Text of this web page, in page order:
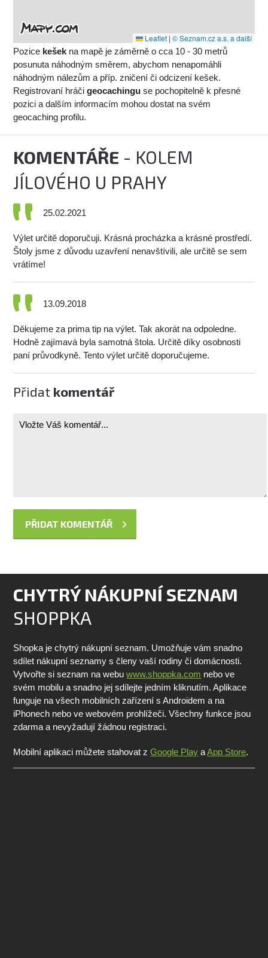
Leaflet | © Seznam.cz a.s. a další
Pozice kešek na mapě je záměrně o cca 10 - 30 metrů
posunuta náhodným směrem, abychom nenapomáhli
náhodným nálezům a příp. zničení či odcizení kešek.
Registrovaní hráčigeocachingu se pochopitelně k přesné
pozici a dalším informacím mohou dostat na svém
geocaching profilu.
KOMENTÁŘE - KOLEM
JÍLOVÉHO U PRAHY
25.02.2021
Výlet určitě doporučuji. Krásná procházka a krásné prostředí.
Štoly jsme z důvodu uzavření nenavštívili, ale určitě se sem
vrátíme!
13.09.2018
Děkujeme za prima tip na výlet. Tak akorát na odpoledne.
Hodně zajímavá byla samotná štola. Určitě díky osobnosti
paní průvodkyně. Tento výlet určitě doporučujeme.
Přidat komentář
CHYTRÝ NÁKUPNÍ SEZNAM
SHOPPKA
Shopka je chytrý nákupní seznam. Umožňuje vám snadno
sdílet nákupní seznamy s členy vaší rodiny či domácnosti.
Vytvořte si seznam na webuwww.shoppka.com nebo ve
svém mobilu a snadno jej sdílejte jedním kliknutím. Aplikace
funguje na všech mobilních zařízení s Androidem a na
iPhonech nebo ve webovém prohlížeči. Všechny funkce jsou
zdarma a nevyžadují žádnou registraci.
Mobilní aplikaci můžete stahovat zGoogle Play aApp Store.